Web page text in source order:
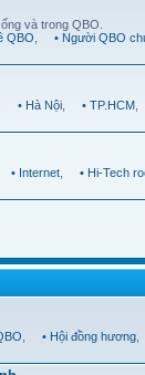
và trong QBO.
QBO • Người QBO
• Hà Nội • TP.HCM
• Internet • Hi-Tech
• Hội đồng hương